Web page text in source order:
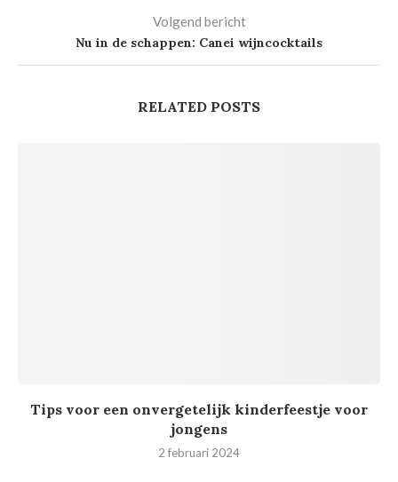
Volgend bericht
Nu in de schappen: Canei wijncocktails
RELATED POSTS
Tips voor een onvergetelijk kinderfeestje voor
jongens
2 februari 2024